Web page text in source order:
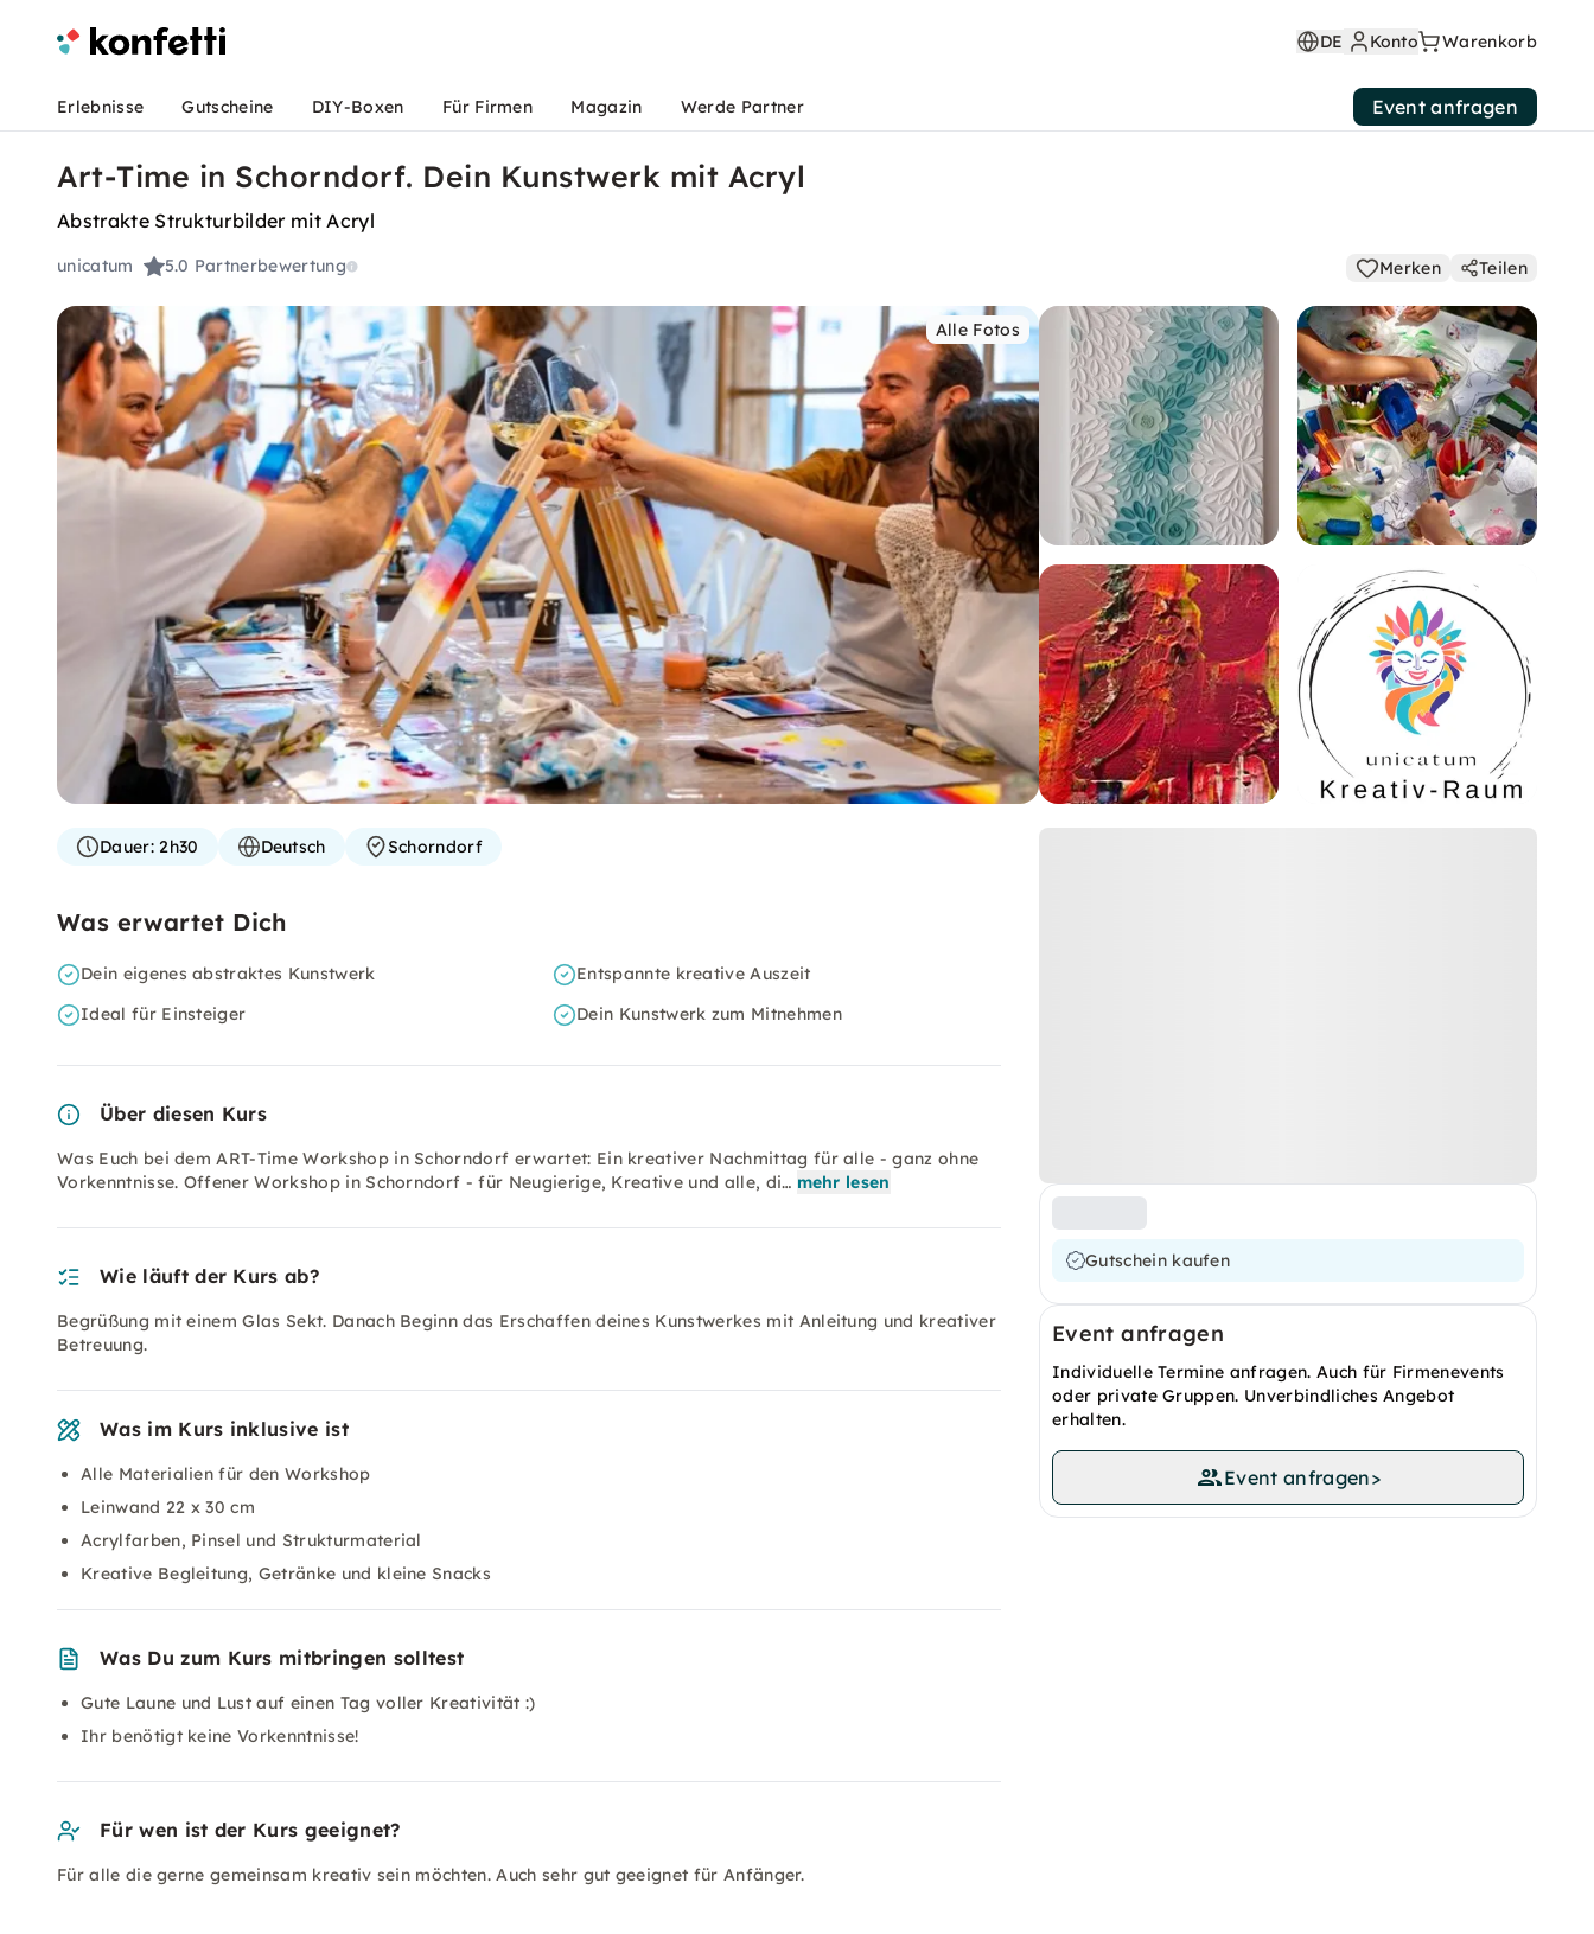
DE Konto Warenkorb
Erlebnisse Gutscheine DIY-Boxen Für Firmen Magazin Werde Partner Event anfragen
Art-Time in Schorndorf. Dein Kunstwerk mit Acryl
Abstrakte Strukturbilder mit Acryl
unicatum 5.0 Partnerbewertung Merken Teilen
Alle Fotos
Gutschein kaufen
Event anfragen
Individuelle Termine anfragen. Auch für Firmenevents
oder private Gruppen. Unverbindliches Angebot
erhalten.
Event anfragen>
Dauer:2h30 Deutsch Schorndorf
Was erwartet Dich
Dein eigenes abstraktes Kunstwerk
Entspannte kreative Auszeit
Ideal für Einsteiger
Dein Kunstwerk zum Mitnehmen
Über diesen Kurs
Was Euch bei dem ART-Time Workshop in Schorndorf erwartet: Ein kreativer Nachmittag für alle - ganz ohne
Vorkenntnisse. Offener Workshop in Schorndorf - für Neugierige, Kreative und alle, di… mehr lesen
Wie läuft der Kurs ab?
Begrüßung mit einem Glas Sekt. Danach Beginn das Erschaffen deines Kunstwerkes mit Anleitung und kreativer
Betreuung.
Was im Kurs inklusive ist
Alle Materialien für den Workshop
Leinwand 22 x 30 cm
Acrylfarben, Pinsel und Strukturmaterial
Kreative Begleitung, Getränke und kleine Snacks
Was Du zum Kurs mitbringen solltest
Gute Laune und Lust auf einen Tag voller Kreativität :)
Ihr benötigt keine Vorkenntnisse!
Für wen ist der Kurs geeignet?
Für alle die gerne gemeinsam kreativ sein möchten. Auch sehr gut geeignet für Anfänger.